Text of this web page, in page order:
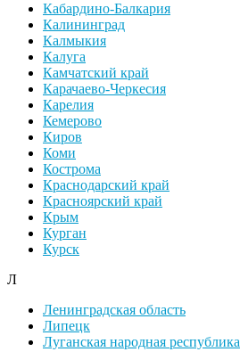
Кабардино-Балкария
Калининград
Калмыкия
Калуга
Камчатский край
Карачаево-Черкесия
Карелия
Кемерово
Киров
Коми
Кострома
Краснодарский край
Красноярский край
Крым
Курган
Курск
Л
Ленинградская область
Липецк
Луганская народная республика